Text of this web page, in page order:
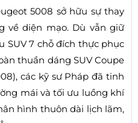
5008 sở hữu sự thay
về diện mạo. Dù vẫn giữ
SUV 7 chỗ đích thực phục
thuần dáng SUV Coupe
các kỹ sư Pháp đã tinh
mái và tối ưu luồng khí
hình thuôn dài lịch lãm,